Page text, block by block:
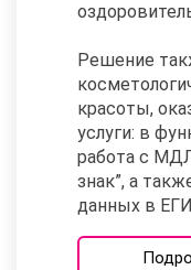
Решение
красоты,
услуги: в
работа с
знак”, а
данных в